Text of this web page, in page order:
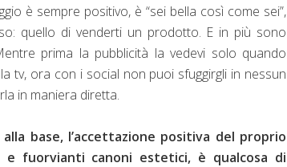
è sempre positivo, è “sei bella così come sei”,
quello di venderti un prodotto. E in più sono
prima la pubblicità la vedevi solo quando
tv, ora con i social non puoi sfuggirgli in nessun
in maniera diretta.
base, l’accettazione positiva del proprio
e fuorvianti canoni estetici, è qualcosa di